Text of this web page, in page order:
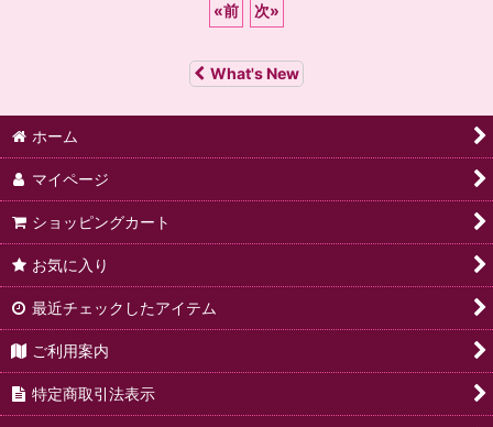
«前 次»
What's New
ホーム
マイページ
ショッピングカート
お気に入り
最近チェックしたアイテム
ご利用案内
特定商取引法表示